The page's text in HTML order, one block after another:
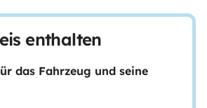
enthalten
das Fahrzeug und seine